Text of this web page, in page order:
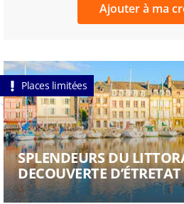
Ajouter à ma
Places limitées
SPLENDEURS DU
DECOUVERTE